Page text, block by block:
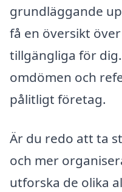
grundläggande
få en översikt
tillgängliga för
omdömen och
pålitligt företag.
Är du redo att ta
och mer
utforska de olika